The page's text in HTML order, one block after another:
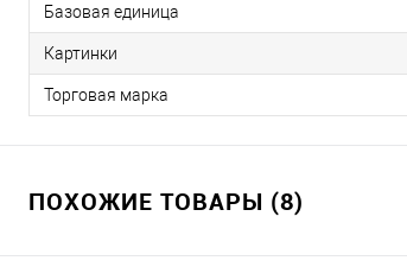
Базовая единица
Картинки
Торговая марка
ПОХОЖИЕ ТОВАРЫ (8)